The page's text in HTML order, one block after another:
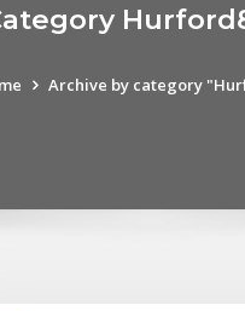
Archive by category